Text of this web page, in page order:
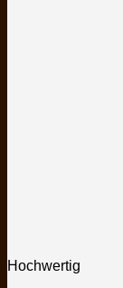
Hochwertig